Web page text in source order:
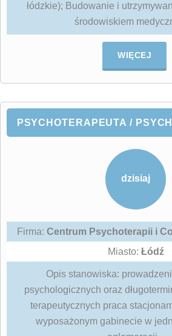
łódzkie); Budowanie i
środowiskiem
WIĘCEJ
PSYCHOTERAPEUTA /
dzisiaj
Firma: Centrum Psychoterapii i
Miasto: Łódź
Opis stanowiska:
psychologicznych oraz
terapeutycznych praca
wyposażonym gabinecie w